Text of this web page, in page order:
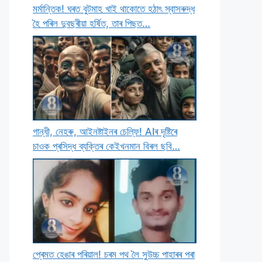
মৰ্মান্তিক! ঘৰত বুটমাহ খাই থাকােতে হঠাৎ স্বাসৰুদ্ধ
হৈ পৰিল দুবছৰীয়া হৰ্ষিত, তাৰ পিছত…
গান্ধী, নেহৰু, আইনষ্টাইনৰ চেল্ফি! AIৰ দৃষ্টিৰে
চাওক প্ৰসিদ্ধ ব্যক্তিৰ কেইখনমান বিৰল ছবি…
প্ৰেমত হেঙাৰ পৰিয়াল! চৰম পথ লৈ সুউচ্চ পাহাৰৰ পৰা